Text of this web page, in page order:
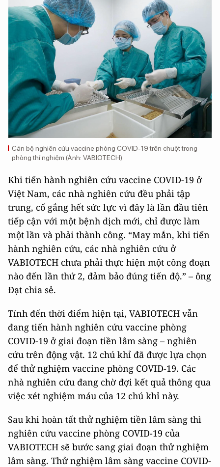
Cán bộ nghiên cứu vaccine phòng COVID-19 trên chuột trong
phòng thí nghiệm (Ảnh: VABIOTECH)
Khi tiến hành nghiên cứu vaccine COVID-19 ở
Việt Nam, các nhà nghiên cứu đều phải tập
trung, cố gắng hết sức lực vì đây là lần đầu tiên
tiếp cận với một bệnh dịch mới, chỉ được làm
một lần và phải thành công. “May mắn, khi tiến
hành nghiên cứu, các nhà nghiên cứu ở
VABIOTECH chưa phải thực hiện một công đoạn
nào đến lần thứ 2, đảm bảo đúng tiến độ.” – ông
Đạt chia sẻ.
Tính đến thời điểm hiện tại, VABIOTECH vẫn
đang tiến hành nghiên cứu vaccine phòng
COVID-19 ở giai đoạn tiền lâm sàng – nghiên
cứu trên động vật. 12 chú khỉ đã được lựa chọn
để thử nghiệm vaccine phòng COVID-19. Các
nhà nghiên cứu đang chờ đợi kết quả thông qua
việc xét nghiệm máu của 12 chú khỉ này.
Sau khi hoàn tất thử nghiệm tiền lâm sàng thì
nghiên cứu vaccine phòng COVID-19 của
VABIOTECH sẽ bước sang giai đoạn thử nghiệm
lâm sàng. Thử nghiệm lâm sàng vaccine COVID-